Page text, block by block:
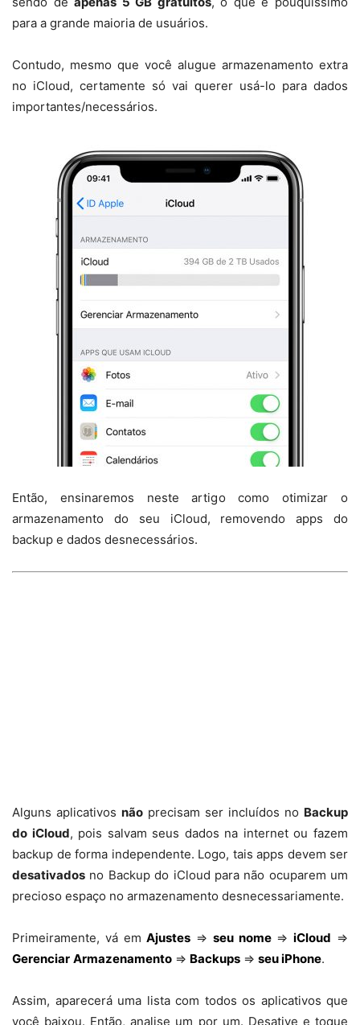
para a grande maioria de usuários.
Contudo, mesmo que você alugue armazenamento extra
no iCloud, certamente só vai querer usá-lo para dados
importantes/necessários.
Então, ensinaremos neste artigo como otimizar o
armazenamento do seu iCloud, removendo apps do
backup e dados desnecessários.
Alguns aplicativos não precisam ser incluídos no Backup
do iCloud, pois salvam seus dados na internet ou fazem
backup de forma independente. Logo, tais apps devem ser
desativados no Backup do iCloud para não ocuparem um
precioso espaço no armazenamento desnecessariamente.
Primeiramente, vá emAjustes ⇒ seu nome⇒iCloud ⇒
Gerenciar Armazenamento ⇒ Backups ⇒ seu iPhone.
Assim, aparecerá uma lista com todos os aplicativos que
você baixou. Então, analise um por um. Desative e toque